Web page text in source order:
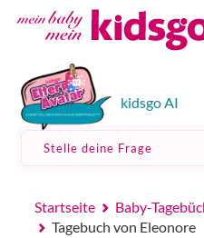
kidsgo AI
Stelle deine Frage
Startseite
Baby-
Tagebuch von Eleonore